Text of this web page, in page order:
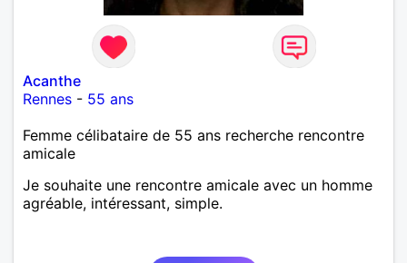
Acanthe
Rennes - 55 ans
Femme célibataire de 55 ans recherche rencontre
amicale
Je souhaite une rencontre amicale avec un homme
agréable, intéressant, simple.